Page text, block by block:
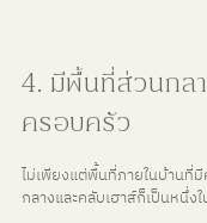
4. มีพื้นที่ส่วนกล
ครอบครัว
ไม่เพียงแต่พื้นที่ภายในบ้าน
กลางและคลับเฮาส์ก็เป็นหนึ่